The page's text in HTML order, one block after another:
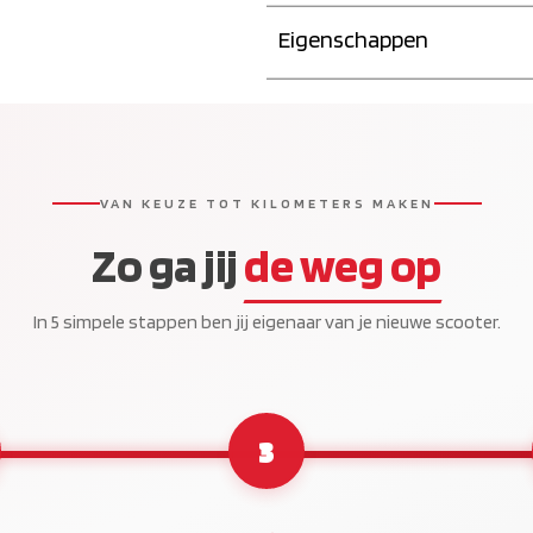
Eigenschappen
VAN KEUZE TOT KILOMETERS MAKEN
Zo ga jijde weg op
In 5 simpele stappen ben jij eigenaar van je nieuwe scooter.
3